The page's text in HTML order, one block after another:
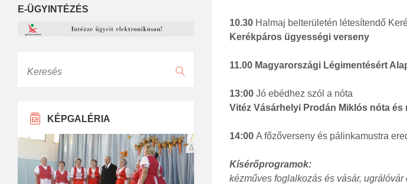
10.30 Halmaj belterületén létesítendő
Kerékpáros ügyességi verseny
11.00 Magyarországi Légimentésért
13:00Jó ebédhez szól a nóta
Vitéz Vásárhelyi Prodán Miklós nóta és
14:00 A főzőverseny és pálinkamustra
Kísérőprogramok:
kézműves foglalkozás és vásár, ugrálóvár
E-ÜGYINTÉZÉS
KÉPGALÉRIA